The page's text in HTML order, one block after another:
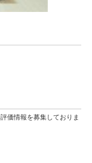
価情報を募集しておりま